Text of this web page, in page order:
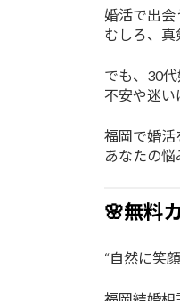
婚活で出会
むしろ、真
でも、30代
不安や迷い
福岡で婚活
あなたの悩
🌸無料
“自然に笑